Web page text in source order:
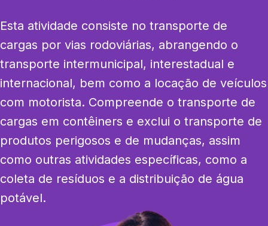
Esta atividade consiste no transporte de
cargas por vias rodoviárias, abrangendo o
transporte intermunicipal, interestadual e
internacional, bem como a locação de veículos
com motorista. Compreende o transporte de
cargas em contêiners e exclui o transporte de
produtos perigosos e de mudanças, assim
como outras atividades específicas, como a
coleta de resíduos e a distribuição de água
potável.